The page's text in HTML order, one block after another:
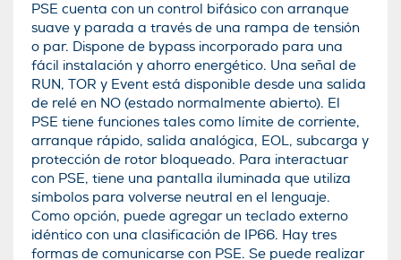
PSE cuenta con un control bifásico con arranque
suave y parada a través de una rampa de tensión
o par. Dispone de bypass incorporado para una
fácil instalación y ahorro energético. Una señal de
RUN, TOR y Event está disponible desde una salida
de relé en NO (estado normalmente abierto). El
PSE tiene funciones tales como límite de corriente,
arranque rápido, salida analógica, EOL, subcarga y
protección de rotor bloqueado. Para interactuar
con PSE, tiene una pantalla iluminada que utiliza
símbolos para volverse neutral en el lenguaje.
Como opción, puede agregar un teclado externo
idéntico con una clasificación de IP66. Hay tres
formas de comunicarse con PSE. Se puede realizar